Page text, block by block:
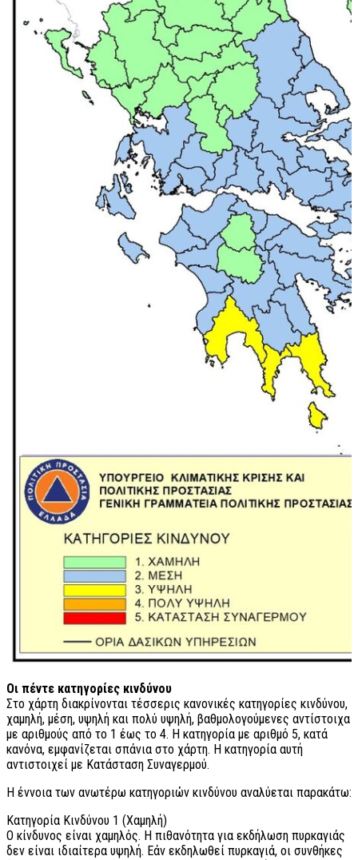
Οι πέντε κατηγορίες κινδύνου
Στο χάρτη διακρίνονται τέσσερις κανονικές κατηγορίες κινδύνου,
χαμηλή, μέση, υψηλή και πολύ υψηλή, βαθμολογούμενες αντίστοιχα
με αριθμούς από το 1 έως το 4. Η κατηγορία με αριθμό 5, κατά
κανόνα, εμφανίζεται σπάνια στο χάρτη. Η κατηγορία αυτή
αντιστοιχεί με Κατάσταση Συναγερμού.
Η έννοια των ανωτέρω κατηγοριών κινδύνου αναλύεται παρακάτω:
Κατηγορία Κινδύνου 1 (Χαμηλή)
Ο κίνδυνος είναι χαμηλός. Η πιθανότητα για εκδήλωση πυρκαγιάς
δεν είναι ιδιαίτερα υψηλή. Εάν εκδηλωθεί πυρκαγιά, οι συνθήκες